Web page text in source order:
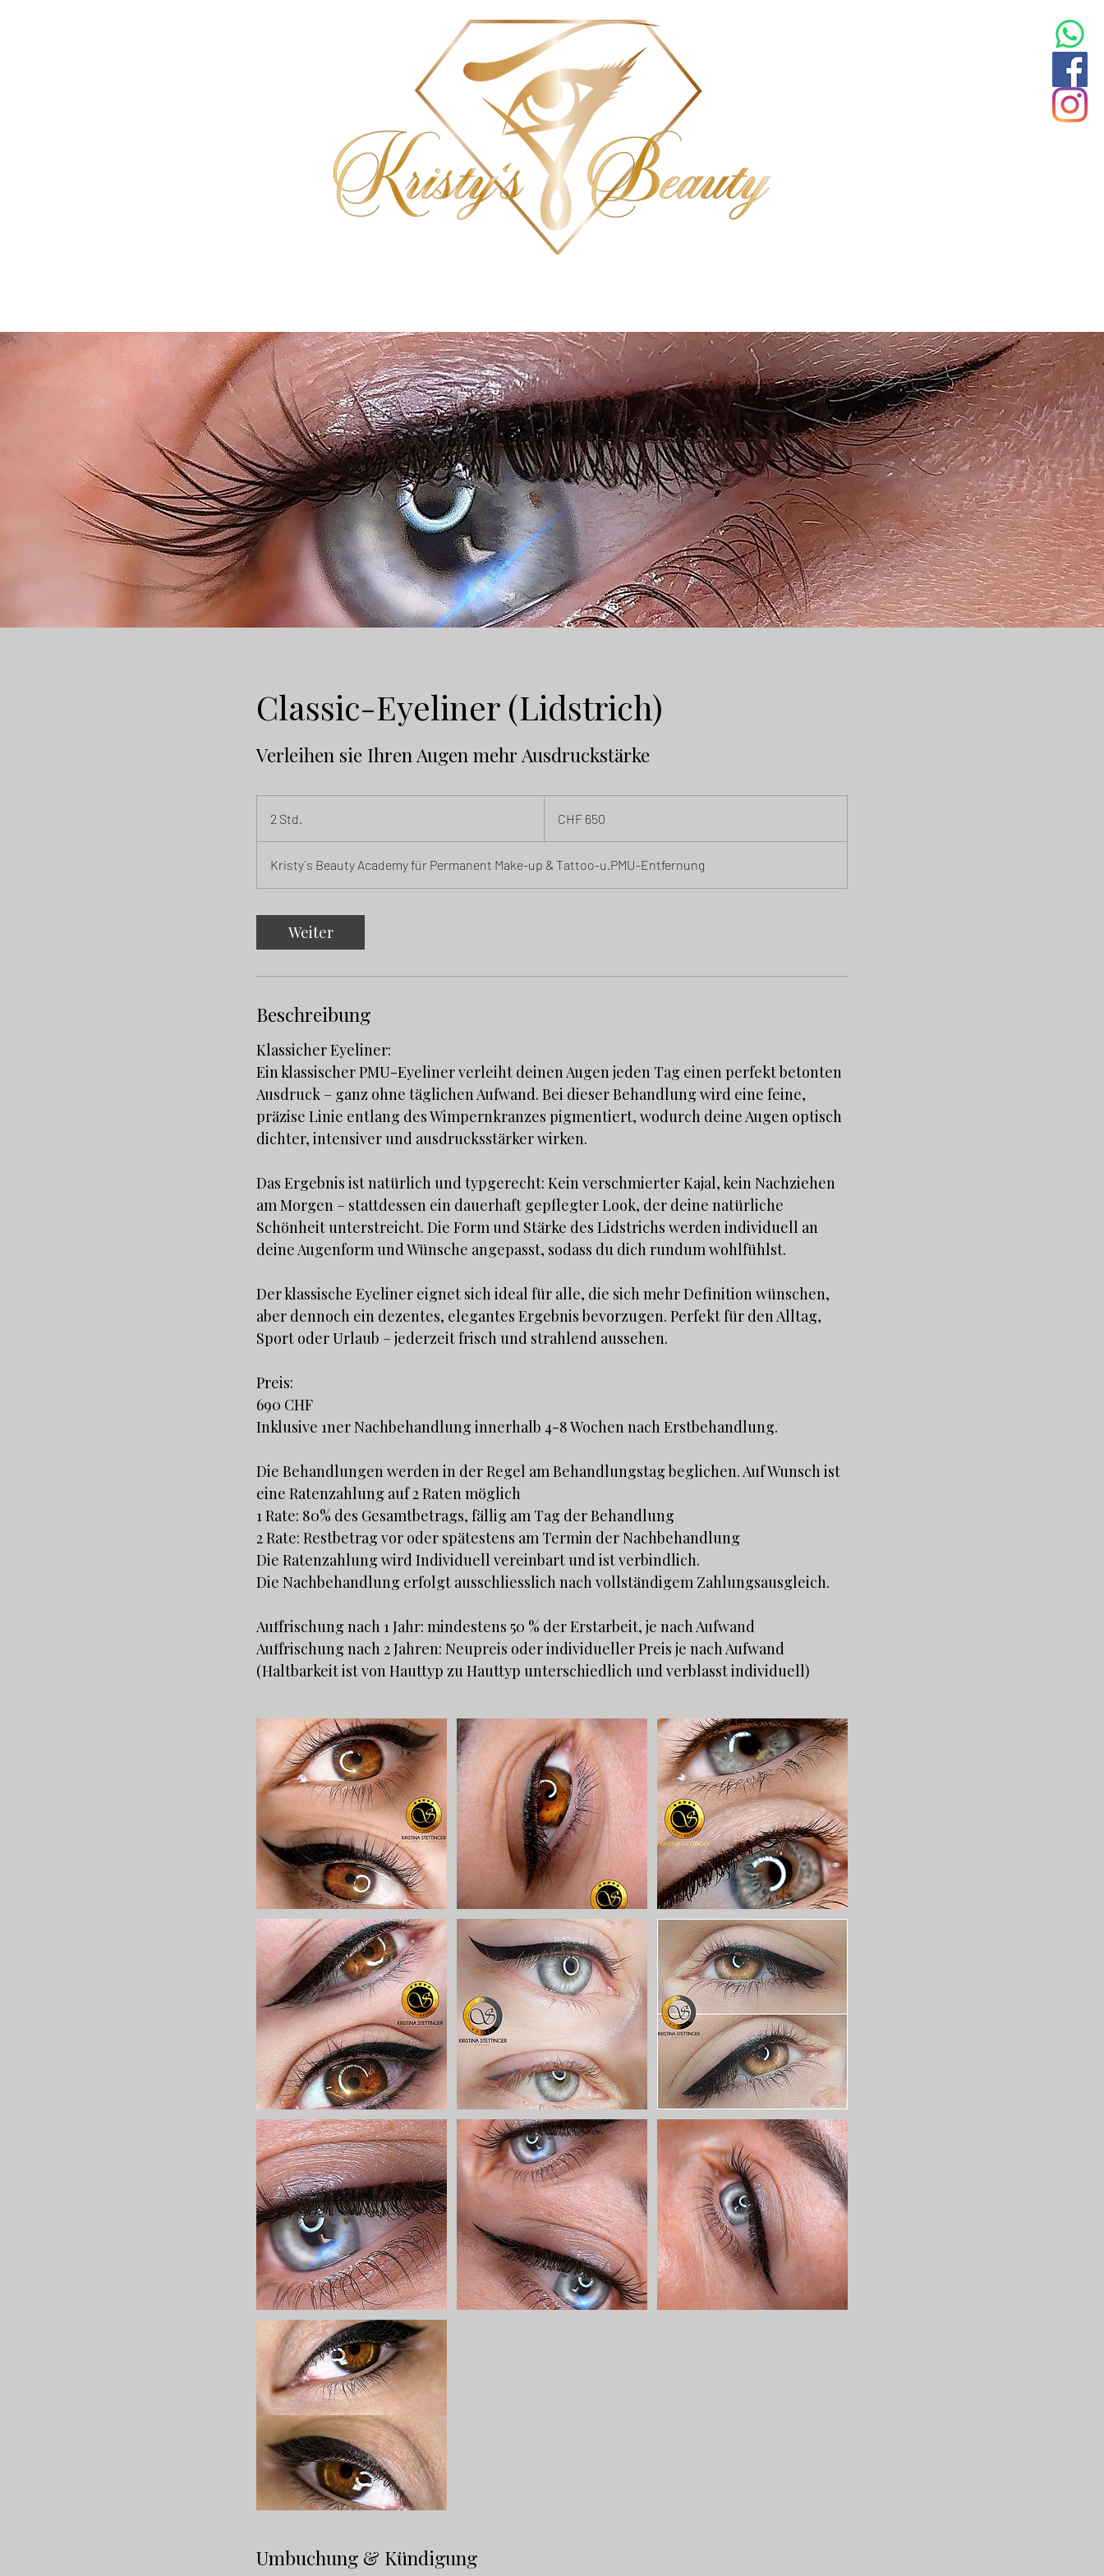
Classic-Eyeliner (Lidstrich)
Verleihen sie Ihren Augen mehr Ausdruckstärke
2 Std.
S
t
Franken
CHF 650
Kristy`s Beauty Academy für Permanent Make-up & Tattoo-u.PMU-Entfernung
Weiter
Beschreibung
Klassicher Eyeliner:
Ein klassischer PMU-Eyeliner verleiht deinen Augen jeden Tag einen perfekt betonten
Ausdruck – ganz ohne täglichen Aufwand. Bei dieser Behandlung wird eine feine,
präzise Linie entlang des Wimpernkranzes pigmentiert, wodurch deine Augen optisch
dichter, intensiver und ausdrucksstärker wirken.
Das Ergebnis ist natürlich und typgerecht: Kein verschmierter Kajal, kein Nachziehen
am Morgen – stattdessen ein dauerhaft gepflegter Look, der deine natürliche
Schönheit unterstreicht. Die Form und Stärke des Lidstrichs werden individuell an
deine Augenform und Wünsche angepasst, sodass du dich rundum wohlfühlst.
Der klassische Eyeliner eignet sich ideal für alle, die sich mehr Definition wünschen,
aber dennoch ein dezentes, elegantes Ergebnis bevorzugen. Perfekt für den Alltag,
Sport oder Urlaub – jederzeit frisch und strahlend aussehen.
Preis:
690 CHF
Inklusive 1ner Nachbehandlung innerhalb 4-8 Wochen nach Erstbehandlung.
Die Behandlungen werden in der Regel am Behandlungstag beglichen. Auf Wunsch ist
eine Ratenzahlung auf 2 Raten möglich
1 Rate: 80% des Gesamtbetrags, fällig am Tag der Behandlung
2 Rate: Restbetrag vor oder spätestens am Termin der Nachbehandlung
Die Ratenzahlung wird Individuell vereinbart und ist verbindlich.
Die Nachbehandlung erfolgt ausschliesslich nach vollständigem Zahlungsausgleich.
Auffrischung nach 1 Jahr: mindestens 50 % der Erstarbeit, je nach Aufwand
Auffrischung nach 2 Jahren: Neupreis oder individueller Preis je nach Aufwand
(Haltbarkeit ist von Hauttyp zu Hauttyp unterschiedlich und verblasst individuell)
Umbuchung & Kündigung